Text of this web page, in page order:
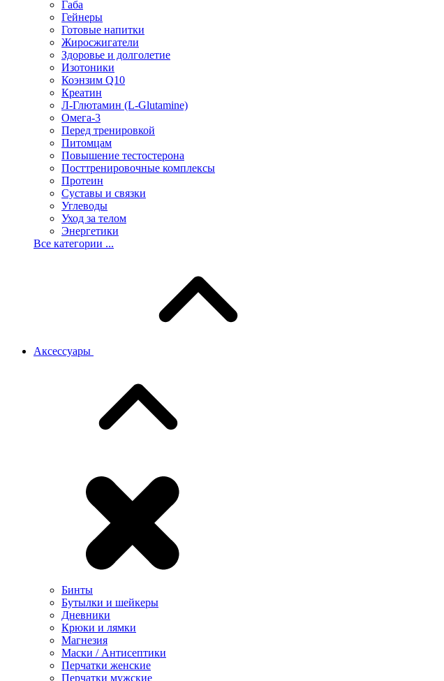
Габа
Гейнеры
Готовые напитки
Жиросжигатели
Здоровье и долголетие
Изотоники
Коэнзим Q10
Креатин
Л-Глютамин (L-Glutamine)
Омега-3
Перед тренировкой
Питомцам
Повышение тестостерона
Посттренировочные комплексы
Протеин
Суставы и связки
Углеводы
Уход за телом
Энергетики
Все категории ...
Аксессуары
Бинты
Бутылки и шейкеры
Дневники
Крюки и лямки
Магнезия
Маски / Антисептики
Перчатки женские
Перчатки мужские